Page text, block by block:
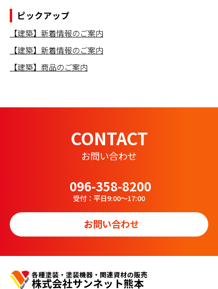
ピックアップ
【建築】新着情報のご案内
【建築】新着情報のご案内
【建築】商品のご案内
CONTACT
お問い合わせ
096-358-8200
受付：平日9:00～17:00
お問い合わせ
各種塗装・塗装機器・関連資材の販売
株式会社サンネット熊本